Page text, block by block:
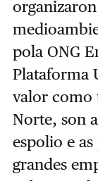
pola ONG
Plataforma
valor como
Norte, son
espolio e
grandes